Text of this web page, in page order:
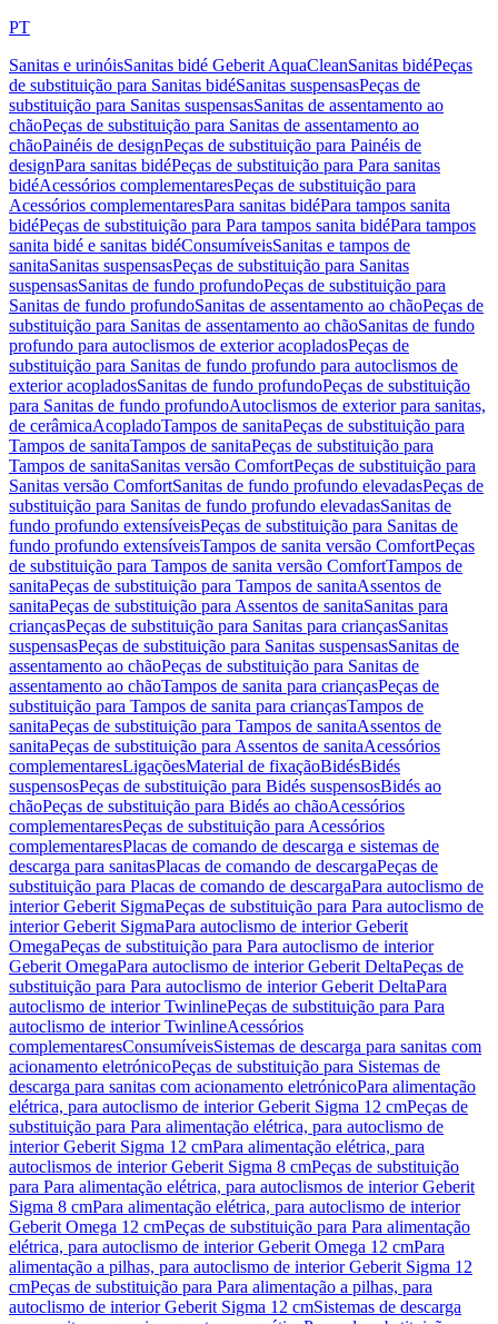
PT
Sanitas e urinóisSanitas bidé Geberit AquaCleanSanitas bidéPeças
de substituição para Sanitas bidéSanitas suspensasPeças de
substituição para Sanitas suspensasSanitas de assentamento ao
chãoPeças de substituição para Sanitas de assentamento ao
chãoPainéis de designPeças de substituição para Painéis de
designPara sanitas bidéPeças de substituição para Para sanitas
bidéAcessórios complementaresPeças de substituição para
Acessórios complementaresPara sanitas bidéPara tampos sanita
bidéPeças de substituição para Para tampos sanita bidéPara tampos
sanita bidé e sanitas bidéConsumíveisSanitas e tampos de
sanitaSanitas suspensasPeças de substituição para Sanitas
suspensasSanitas de fundo profundoPeças de substituição para
Sanitas de fundo profundoSanitas de assentamento ao chãoPeças de
substituição para Sanitas de assentamento ao chãoSanitas de fundo
profundo para autoclismos de exterior acopladosPeças de
substituição para Sanitas de fundo profundo para autoclismos de
exterior acopladosSanitas de fundo profundoPeças de substituição
para Sanitas de fundo profundoAutoclismos de exterior para sanitas,
de cerâmicaAcopladoTampos de sanitaPeças de substituição para
Tampos de sanitaTampos de sanitaPeças de substituição para
Tampos de sanitaSanitas versão ComfortPeças de substituição para
Sanitas versão ComfortSanitas de fundo profundo elevadasPeças de
substituição para Sanitas de fundo profundo elevadasSanitas de
fundo profundo extensíveisPeças de substituição para Sanitas de
fundo profundo extensíveisTampos de sanita versão ComfortPeças
de substituição para Tampos de sanita versão ComfortTampos de
sanitaPeças de substituição para Tampos de sanitaAssentos de
sanitaPeças de substituição para Assentos de sanitaSanitas para
criançasPeças de substituição para Sanitas para criançasSanitas
suspensasPeças de substituição para Sanitas suspensasSanitas de
assentamento ao chãoPeças de substituição para Sanitas de
assentamento ao chãoTampos de sanita para criançasPeças de
substituição para Tampos de sanita para criançasTampos de
sanitaPeças de substituição para Tampos de sanitaAssentos de
sanitaPeças de substituição para Assentos de sanitaAcessórios
complementaresLigaçõesMaterial de fixaçãoBidésBidés
suspensosPeças de substituição para Bidés suspensosBidés ao
chãoPeças de substituição para Bidés ao chãoAcessórios
complementaresPeças de substituição para Acessórios
complementaresPlacas de comando de descarga e sistemas de
descarga para sanitasPlacas de comando de descargaPeças de
substituição para Placas de comando de descargaPara autoclismo de
interior Geberit SigmaPeças de substituição para Para autoclismo de
interior Geberit SigmaPara autoclismo de interior Geberit
OmegaPeças de substituição para Para autoclismo de interior
Geberit OmegaPara autoclismo de interior Geberit DeltaPeças de
substituição para Para autoclismo de interior Geberit DeltaPara
autoclismo de interior TwinlinePeças de substituição para Para
autoclismo de interior TwinlineAcessórios
complementaresConsumíveisSistemas de descarga para sanitas com
acionamento eletrónicoPeças de substituição para Sistemas de
descarga para sanitas com acionamento eletrónicoPara alimentação
elétrica, para autoclismo de interior Geberit Sigma 12 cmPeças de
substituição para Para alimentação elétrica, para autoclismo de
interior Geberit Sigma 12 cmPara alimentação elétrica, para
autoclismos de interior Geberit Sigma 8 cmPeças de substituição
para Para alimentação elétrica, para autoclismos de interior Geberit
Sigma 8 cmPara alimentação elétrica, para autoclismo de interior
Geberit Omega 12 cmPeças de substituição para Para alimentação
elétrica, para autoclismo de interior Geberit Omega 12 cmPara
alimentação a pilhas, para autoclismo de interior Geberit Sigma 12
cmPeças de substituição para Para alimentação a pilhas, para
autoclismo de interior Geberit Sigma 12 cmSistemas de descarga